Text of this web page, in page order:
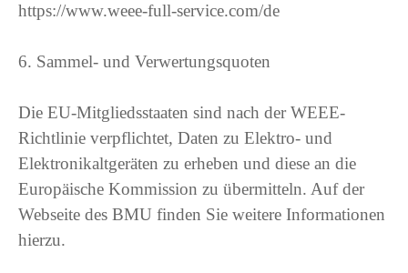
https://www.weee-full-service.com/de
6. Sammel- und Verwertungsquoten
Die EU-Mitgliedsstaaten sind nach der WEEE-
Richtlinie verpflichtet, Daten zu Elektro- und
Elektronikaltgeräten zu erheben und diese an die
Europäische Kommission zu übermitteln. Auf der
Webseite des BMU finden Sie weitere Informationen
hierzu.